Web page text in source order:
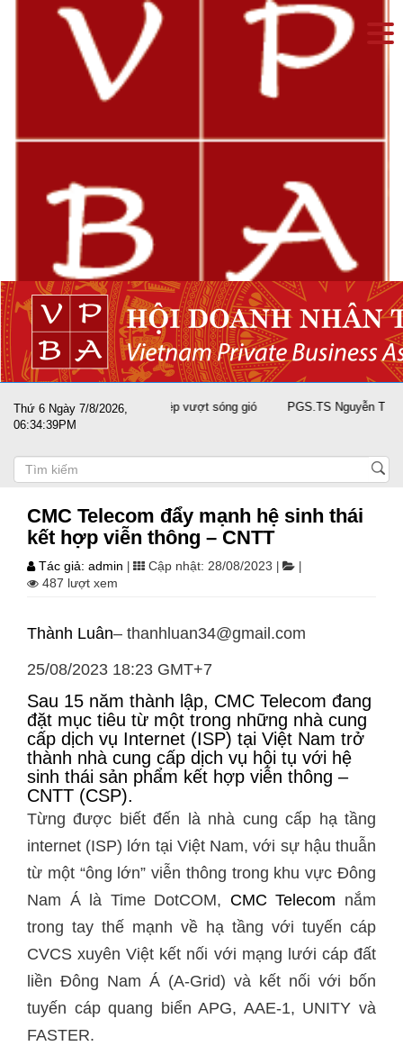
Thứ 6 Ngày 7/8/2026,
06:34:39PM
sát cánh cùng doanh nghiệp vượt sóng gió PGS.TS Nguyễn Trọng
CMC Telecom đẩy mạnh hệ sinh thái
kết hợp viễn thông – CNTT
Tác giả: admin Cập nhật: 28/08/2023
487 lượt xem
Thành Luân– thanhluan34@gmail.com
25/08/2023 18:23 GMT+7
Sau 15 năm thành lập, CMC Telecom đang
đặt mục tiêu từ một trong những nhà cung
cấp dịch vụ Internet (ISP) tại Việt Nam trở
thành nhà cung cấp dịch vụ hội tụ với hệ
sinh thái sản phẩm kết hợp viễn thông –
CNTT (CSP).
Từng được biết đến là nhà cung cấp hạ tầng
internet (ISP) lớn tại Việt Nam, với sự hậu thuẫn
từ một “ông lớn” viễn thông trong khu vực Đông
Nam Á là Time DotCOM, CMC Telecom nắm
trong tay thế mạnh về hạ tầng với tuyến cáp
CVCS xuyên Việt kết nối với mạng lưới cáp đất
liền Đông Nam Á (A-Grid) và kết nối với bốn
tuyến cáp quang biển APG, AAE-1, UNITY và
FASTER.